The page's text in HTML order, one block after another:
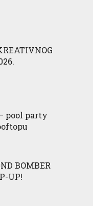
pool party
BOMBER
UP!